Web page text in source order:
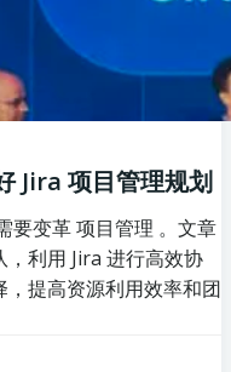
Jira 项目管理规划
要变革 项目管理 。文章
利用 Jira 进行高效协
提高资源利用效率和团